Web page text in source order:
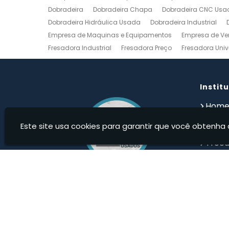
Dobradeira
Dobradeira Chapa Dobradeira CNC
Dobradeira Hidráulica Usada
Dobradeira Industrial
Empresa de Maquinas e Equipamentos
Empresa de
Fresadora Industrial
Fresadora Preço Fresadora
Guilhotina Industrial
Guilhotina Industrial para
Torno Mecânico Usado Barato
Compro Torno Mecanico
Este site usa cookies para garantir que você obtenha